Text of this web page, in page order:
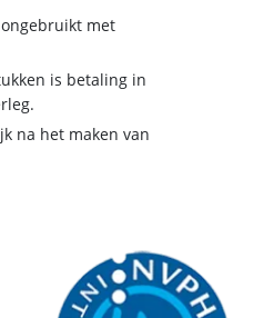
met
is betaling in
na het maken van